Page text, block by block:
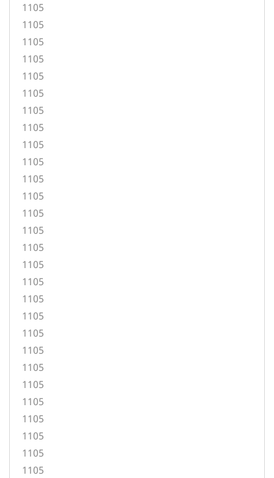
1105
1105
1105
1105
1105
1105
1105
1105
1105
1105
1105
1105
1105
1105
1105
1105
1105
1105
1105
1105
1105
1105
1105
1105
1105
1105
1105
1105